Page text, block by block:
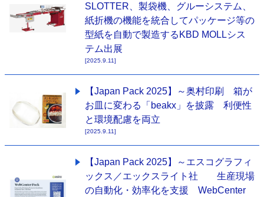
SLOTTER、製袋機、グルーシステム、
紙折機の機能を統合してパッケージ等の
型紙を自動で製造するKBD MOLLシス
テム出展
[2025.9.11]
【Japan Pack 2025】～奥村印刷 箱が
お皿に変わる「beakx」を披露 利便性
と環境配慮を両立
[2025.9.11]
【Japan Pack 2025】～エスコグラフィ
ックス／エックスライト社 生産現場
の自動化・効率化を支援 WebCenter